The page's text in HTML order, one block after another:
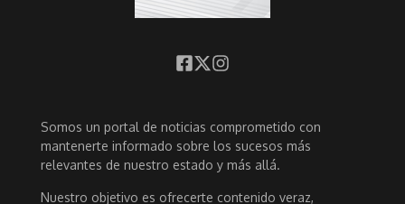
Somos un portal de noticias comprometido con
mantenerte informado sobre los sucesos más
relevantes de nuestro estado y más allá.
Nuestro objetivo es ofrecerte contenido veraz,